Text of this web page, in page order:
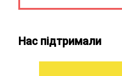
Нас підтримали